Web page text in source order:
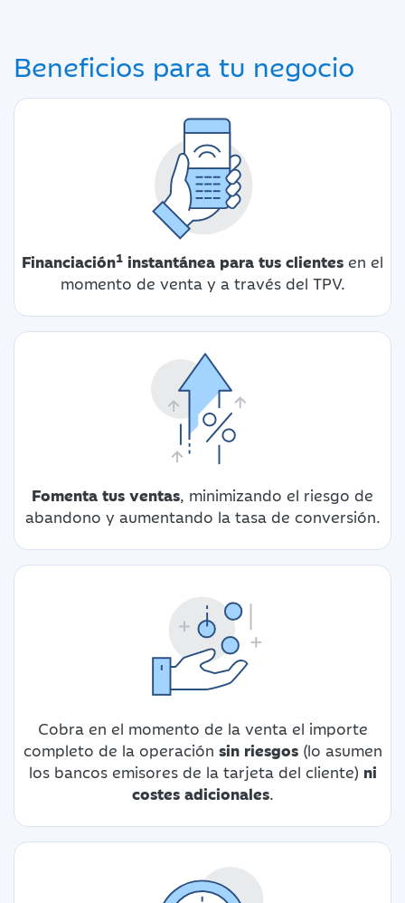
Beneficios para tu negocio
Financiación1 instantánea para tus clientes en el
momento de venta y a través del TPV.
Fomenta tus ventas, minimizando el riesgo de
abandono y aumentando la tasa de conversión.
Cobra en el momento de la venta el importe
completo de la operación sin riesgos(lo asumen
los bancos emisores de la tarjeta del cliente) ni
costes adicionales.